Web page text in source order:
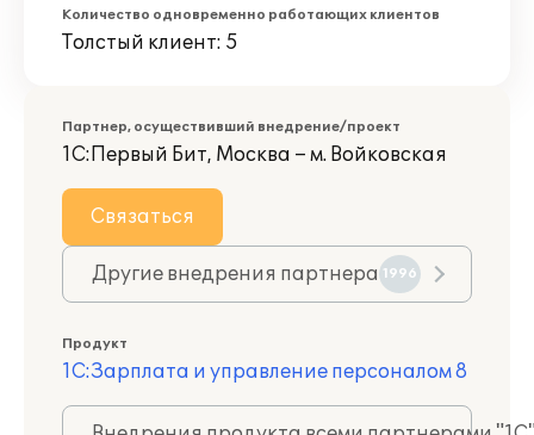
Количество одновременно работающих клиентов
Толстый клиент: 5
Партнер, осуществивший внедрение/проект
1С:Первый Бит, Москва – м. Войковская
Связаться
Другие внедрения партнера 1996
Продукт
1С:Зарплата и управление персоналом 8